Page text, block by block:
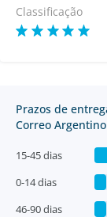
Classificação
Prazos de
Correo Argentino
15-45 dias
0-14 dias
46-90 dias